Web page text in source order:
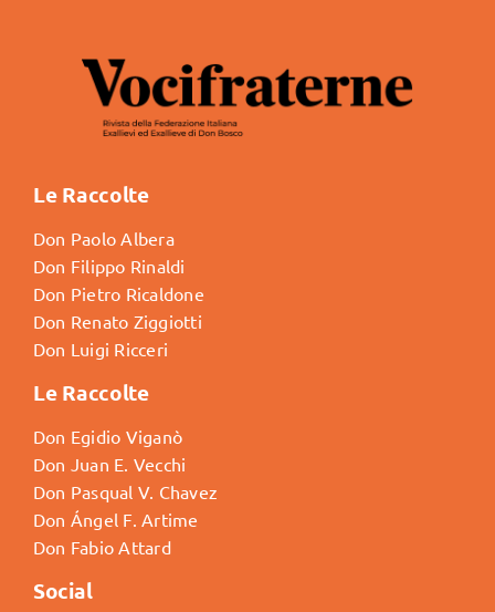
Le Raccolte
Don Paolo Albera
Don Filippo Rinaldi
Don Pietro Ricaldone
Don Renato Ziggiotti
Don Luigi Ricceri
Le Raccolte
Don Egidio Viganò
Don Juan E. Vecchi
Don Pasqual V. Chavez
Don Ángel F. Artime
Don Fabio Attard
Social